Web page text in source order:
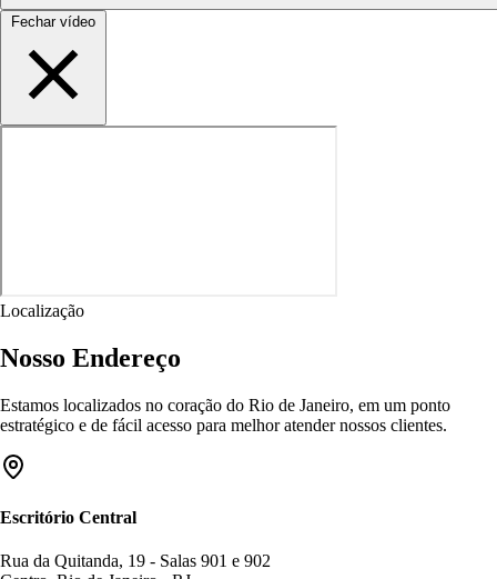
Fechar vídeo
Localização
Nosso Endereço
Estamos localizados no coração do Rio de Janeiro, em um ponto
estratégico e de fácil acesso para melhor atender nossos clientes.
Escritório Central
Rua da Quitanda, 19 - Salas 901 e 902